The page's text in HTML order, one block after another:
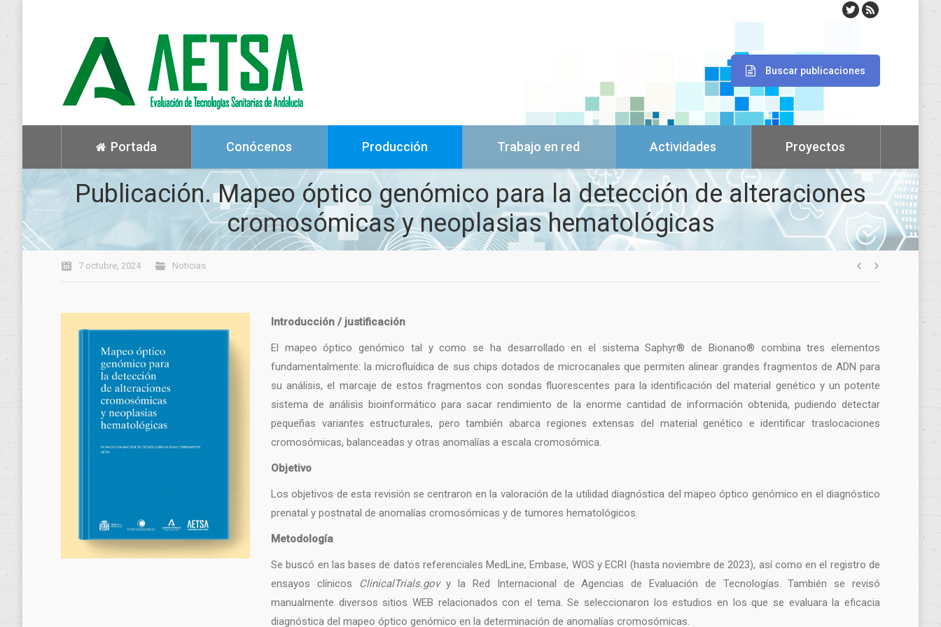
Buscar publicaciones
Portada Conócenos Producción Trabajo en red Actividades Proyectos
Publicación. Mapeo óptico genómico para la detección de alteraciones
cromosómicas y neoplasias hematológicas
7 octubre, 2024 Noticias
Introducción / justificación
El mapeo óptico genómico tal y como se ha desarrollado en el sistema Saphyr® de Bionano® combina tres elementos
fundamentalmente: la microfluídica de sus chips dotados de microcanales que permiten alinear grandes fragmentos de ADN para
su análisis, el marcaje de estos fragmentos con sondas fluorescentes para la identificación del material genético y un potente
sistema de análisis bioinformático para sacar rendimiento de la enorme cantidad de información obtenida, pudiendo detectar
pequeñas variantes estructurales, pero también abarca regiones extensas del material genético e identificar traslocaciones
cromosómicas, balanceadas y otras anomalías a escala cromosómica.
Objetivo
Los objetivos de esta revisión se centraron en la valoración de la utilidad diagnóstica del mapeo óptico genómico en el diagnóstico
prenatal y postnatal de anomalías cromosómicas y de tumores hematológicos.
Metodología
Se buscó en las bases de datos referenciales MedLine, Embase, WOS y ECRI (hasta noviembre de 2023), así como en el registro de
ensayos clínicos
ClinicalTrials.govy la Red Internacional de Agencias de Evaluación de Tecnologías. También se revisó
manualmente diversos sitios WEB relacionados con el tema. Se seleccionaron los estudios en los que se evaluara la eficacia
diagnóstica del mapeo óptico genómico en la determinación de anomalías cromosómicas.